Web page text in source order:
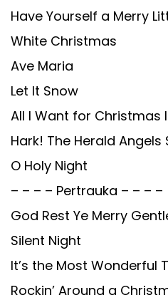
Have Yourself a Merry
White Christmas
Ave Maria
Let It Snow
All I Want for Christmas
Hark! The Herald Angels
O Holy Night
– – – – Pertrauka – – – –
God Rest Ye Merry
Silent Night
It’s the Most Wonderful
Rockin’ Around a